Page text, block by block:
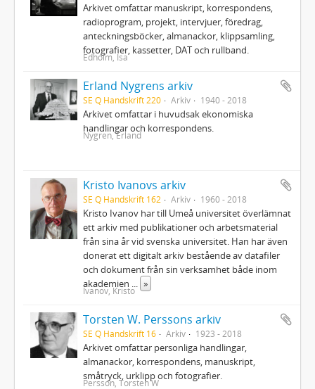
Arkivet omfattar manuskript, korrespondens,
radioprogram, projekt, intervjuer, föredrag,
anteckningsböcker, almanackor, klippsamling,
fotografier, kassetter, DAT och rullband.
Edholm, Isa
Erland Nygrens arkiv
SE Q Handskrift 220 Arkiv 1940 - 2018
Arkivet omfattar i huvudsak ekonomiska
handlingar och korrespondens.
Nygren, Erland
Kristo Ivanovs arkiv
SE Q Handskrift 162 Arkiv 1960 - 2018
Kristo Ivanov har till Umeå universitet överlämnat
ett arkiv med publikationer och arbetsmaterial
från sina år vid svenska universitet. Han har även
donerat ett digitalt arkiv bestående av datafiler
och dokument från sin verksamhet både inom
akademien
»
Ivanov, Kristo
Torsten W. Perssons arkiv
SE Q Handskrift 16 Arkiv 1923 - 2018
Arkivet omfattar personliga handlingar,
almanackor, korrespondens, manuskript,
småtryck, urklipp och fotografier.
Persson, Torsten W